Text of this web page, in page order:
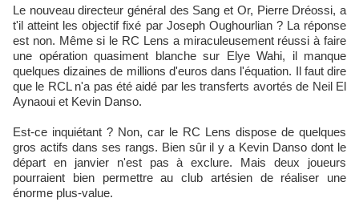
Le nouveau directeur général des Sang et Or, Pierre Dréossi, a
t'il atteint les objectif fixé par Joseph Oughourlian ? La réponse
est non. Même si le RC Lens a miraculeusement réussi à faire
une opération quasiment blanche sur Elye Wahi, il manque
quelques dizaines de millions d'euros dans l'équation. Il faut dire
que le RCL n'a pas été aidé par les transferts avortés de Neil El
Aynaoui et Kevin Danso.
Est-ce inquiétant ? Non, car le RC Lens dispose de quelques
gros actifs dans ses rangs. Bien sûr il y a Kevin Danso dont le
départ en janvier n'est pas à exclure. Mais deux joueurs
pourraient bien permettre au club artésien de réaliser une
énorme plus-value.